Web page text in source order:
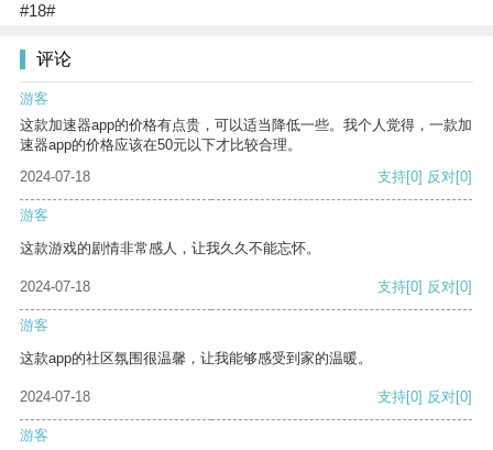
#18#
评论
游客
这款加速器app的价格有点贵，可以适当降低一些。我个人觉得，一款加
速器app的价格应该在50元以下才比较合理。
2024-07-18
支持[0] 反对[0]
游客
这款游戏的剧情非常感人，让我久久不能忘怀。
2024-07-18 支持[0] 反对[0]
游客
这款app的社区氛围很温馨，让我能够感受到家的温暖。
2024-07-18 支持[0] 反对[0]
游客